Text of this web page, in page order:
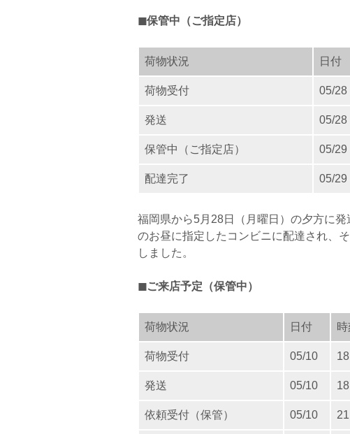
◼︎保管中（ご指定店）
荷物状況 日付
荷物受付 05/28
発送 05/28
保管中（ご指定店） 05/29
配達完了 05/29
福岡県から5月28日（月曜日）の夕方に
のお昼に指定したコンビニに配達され、
しました。
◼︎ご来店予定（保管中）
荷物状況 日付 時
荷物受付 05/10
発送 05/10
依頼受付（保管） 05/10